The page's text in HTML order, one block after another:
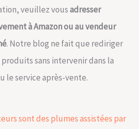
veuillez vousadresser
à Amazon ou au vendeur
. Notre blog ne fait que rediriger
produits sans intervenir dans la
le service après-vente.
sont des plumes assistées par